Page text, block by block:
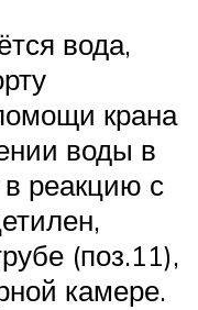
вода,
крана
воды в
в реакцию с
(поз.11),
камере.